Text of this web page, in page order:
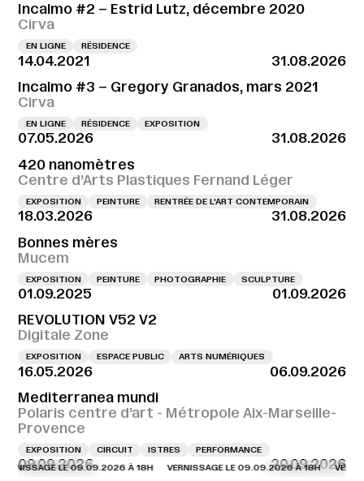
Incalmo #2 – Estrid Lutz, décembre 2020
Cirva
EN LIGNE RÉSIDENCE
14.04.2021
31.08.2026
Incalmo #3 – Gregory Granados, mars 2021
Cirva
EN LIGNE RÉSIDENCE EXPOSITION
07.05.2026
31.08.2026
420 nanomètres
Centre d’Arts Plastiques Fernand Léger
EXPOSITION PEINTURE RENTRÉE DE L'ART CONTEMPORAIN
18.03.2026
31.08.2026
Bonnes mères
Mucem
EXPOSITION PEINTURE PHOTOGRAPHIE SCULPTURE
01.09.2025
01.09.2026
REVOLUTION V52 V2
Digitale Zone
EXPOSITION ESPACE PUBLIC ARTS NUMÉRIQUES
16.05.2026
06.09.2026
Mediterranea mundi
Polaris centre d’art - Métropole Aix-Marseille-
Provence
EXPOSITION CIRCUIT ISTRES PERFORMANCE
09.09.2026 20.09.2026
LE 09.09.2026 À 18H VERNISSAGE LE 09.09.2026 À 18H